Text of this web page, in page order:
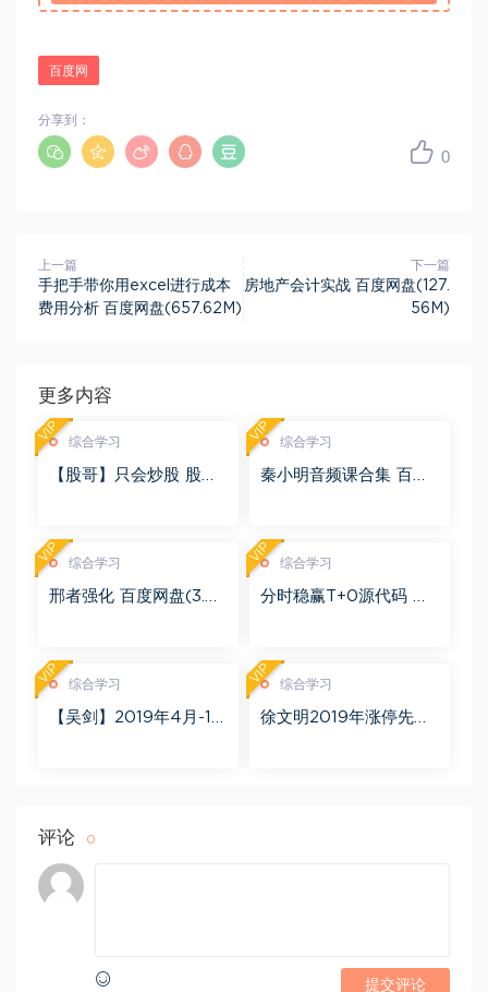
百度网
0
分享到：
上一篇
手把手带你用excel进行成本
费用分析 百度网盘(657.62M)
下一篇
房地产会计实战 百度网盘(127.
56M)
更多内容
综合学习
【股哥】只会炒股 股哥
VIP 综合学习
秦小明音频课合集 百度
VIP
综合学习
邢者强化 百度网盘(3.01
VIP 综合学习
分时稳赢T+0源代码 自
VIP
综合学习
【吴剑】2019年4月-11
VIP 综合学习
徐文明2019年涨停先锋
VIP
评论 0
提交评论